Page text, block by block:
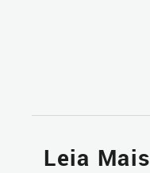
Leia Mais